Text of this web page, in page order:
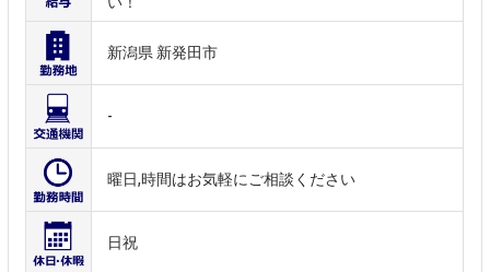
新潟県 新発田市
-
曜日,時間はお気軽にご相談ください
日祝